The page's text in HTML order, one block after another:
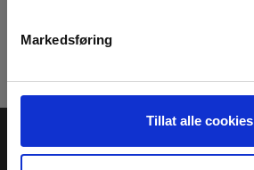
Markedsføring
Tillat alle cookies